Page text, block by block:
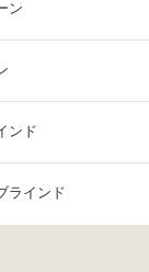
ン
ンド
ラインド